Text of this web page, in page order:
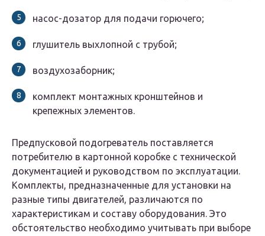
насос-дозатор для подачи горючего;
глушитель выхлопной с трубой;
воздухозаборник;
комплект монтажных кронштейнов и
крепежных элементов.
Предпусковой подогреватель поставляется
потребителю в картонной коробке с технической
документацией и руководством по эксплуатации.
Комплекты, предназначенные для установки на
разные типы двигателей, различаются по
характеристикам и составу оборудования. Это
обстоятельство необходимо учитывать при выборе